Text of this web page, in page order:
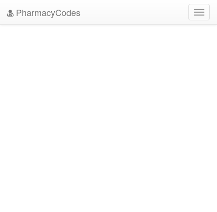
PharmacyCodes